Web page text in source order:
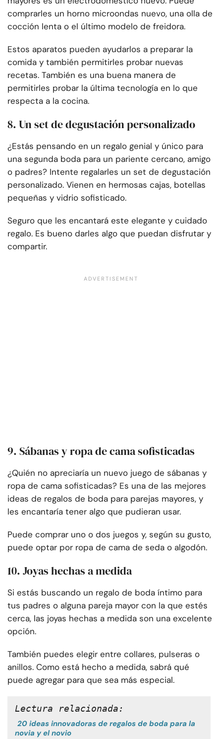
comprarles un horno microondas nuevo, una olla de
cocción lenta o el último modelo de freidora.
Estos aparatos pueden ayudarlos a preparar la
comida y también permitirles probar nuevas
recetas. También es una buena manera de
permitirles probar la última tecnología en lo que
respecta a la cocina.
8. Un set de degustación personalizado
¿Estás pensando en un regalo genial y único para
una segunda boda para un pariente cercano, amigo
o padres? Intente regalarles un set de degustación
personalizado. Vienen en hermosas cajas, botellas
pequeñas y vidrio sofisticado.
Seguro que les encantará este elegante y cuidado
regalo. Es bueno darles algo que puedan disfrutar y
compartir.
9. Sábanas y ropa de cama sofisticadas
¿Quién no apreciaría un nuevo juego de sábanas y
ropa de cama sofisticadas? Es una de las mejores
ideas de regalos de boda para parejas mayores, y
les encantaría tener algo que pudieran usar.
Puede comprar uno o dos juegos y, según su gusto,
puede optar por ropa de cama de seda o algodón.
10. Joyas hechas a medida
Si estás buscando un regalo de boda íntimo para
tus padres o alguna pareja mayor con la que estés
cerca, las joyas hechas a medida son una excelente
opción.
También puedes elegir entre collares, pulseras o
anillos. Como está hecho a medida, sabrá qué
puede agregar para que sea más especial.
Lectura relacionada:
20 ideas innovadoras de regalos de boda para la
novia y el novio